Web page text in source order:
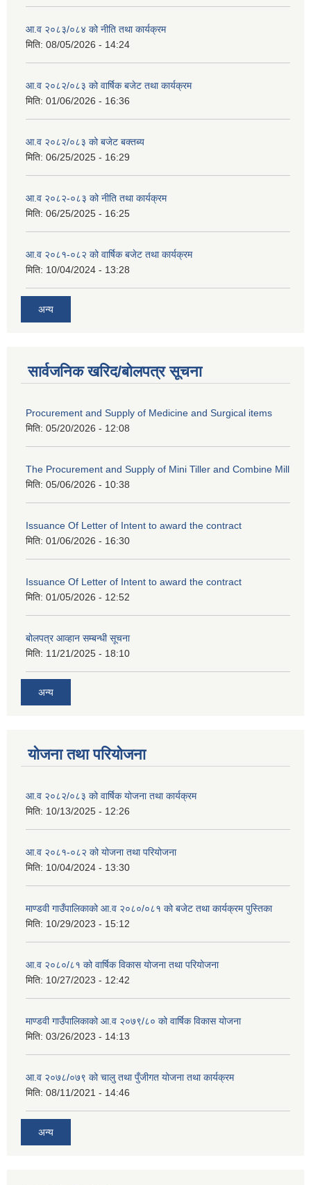
आ.व २०८३/०८४ को नीति तथा कार्यक्रम
मिति: 08/05/2026 - 14:24
आ.व २०८२/०८३ को वार्षिक बजेट तथा कार्यक्रम
मिति: 01/06/2026 - 16:36
आ.व २०८२/०८३ को बजेट बक्तब्य
मिति: 06/25/2025 - 16:29
आ.व २०८२-०८३ को नीति तथा कार्यक्रम
मिति: 06/25/2025 - 16:25
आ.व २०८१-०८२ को वार्षिक बजेट तथा कार्यक्रम
मिति: 10/04/2024 - 13:28
अन्य
सार्वजनिक खरिद/बोलपत्र सूचना
Procurement and Supply of Medicine and Surgical items
मिति: 05/20/2026 - 12:08
The Procurement and Supply of Mini Tiller and Combine Mill
मिति: 05/06/2026 - 10:38
Issuance Of Letter of Intent to award the contract
मिति: 01/06/2026 - 16:30
Issuance Of Letter of Intent to award the contract
मिति: 01/05/2026 - 12:52
बोलपत्र आव्हान सम्बन्धी सूचना
मिति: 11/21/2025 - 18:10
अन्य
योजना तथा परियोजना
आ.व २०८२/०८३ को वार्षिक योजना तथा कार्यक्रम
मिति: 10/13/2025 - 12:26
आ.व २०८१-०८२ को योजना तथा परियोजना
मिति: 10/04/2024 - 13:30
माण्डवी गाउँपालिकाको आ.व २०८०/०८१ को बजेट तथा कार्यक्रम पुस्तिका
मिति: 10/29/2023 - 15:12
आ.व २०८०/८१ को वार्षिक विकास योजना तथा परियोजना
मिति: 10/27/2023 - 12:42
माण्डवी गाउँपालिकाको आ.व २०७९/८० को वार्षिक विकास योजना
मिति: 03/26/2023 - 14:13
आ.व २०७८/०७९ को चालु तथा पुँजीगत योजना तथा कार्यक्रम
मिति: 08/11/2021 - 14:46
अन्य